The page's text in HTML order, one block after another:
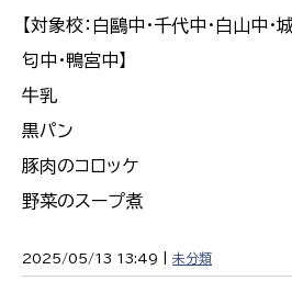
【対象校：白鷗中・千代中・白山中・
匂中・鴨宮中】
牛乳
黒パン
豚肉のコロッケ
野菜のスープ煮
2025/05/13 13:49 | 未分類